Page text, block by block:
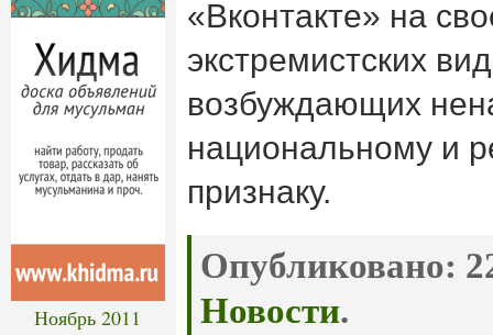
Ноябрь 2011
«Вконтакте» на
экстремистских
возбуждающих
национальному и
признаку.
Опубликовано:
Новости.